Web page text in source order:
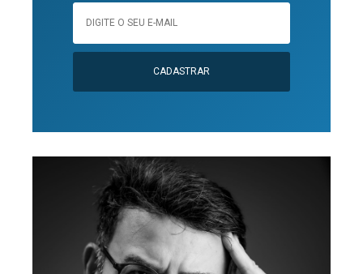
CADASTRAR